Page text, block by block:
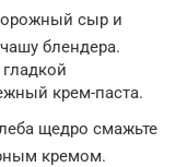
сыр и
блендера.
крем-паста.
щедро смажьте
кремом.